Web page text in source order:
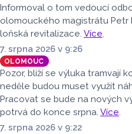
Informoval o tom vedoucí
olomouckého magistrátu Petr
loňská revitalizace. Více.
7. srpna 2026 v 9:26
OLOMOUC
Pozor, blíží se výluka tramvají
neděle budou muset využít
Pracovat se bude na nových
potrvá do konce srpna. Více.
7. srpna 2026 v 9:22